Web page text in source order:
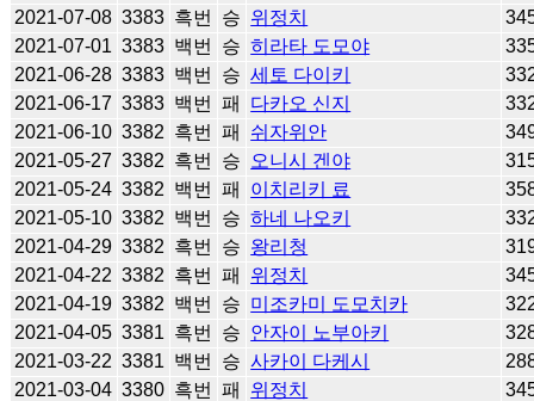
2021-07-08 3383 흑번 승 위정치
2021-07-01 3383 백번 승 히라타 도모야
2021-06-28 3383 백번 승 세토 다이키
2021-06-17 3383 백번 패 다카오 신지
2021-06-10 3382 흑번 패 쉬자위안
2021-05-27 3382 흑번 승 오니시 겐야
2021-05-24 3382 백번 패 이치리키 료
2021-05-10 3382 백번 승 하네 나오키
2021-04-29 3382 흑번 승 왕리청
2021-04-22 3382 흑번 패 위정치
2021-04-19 3382 백번 승 미조카미 도모치카
2021-04-05 3381 흑번 승 안자이 노부아키
2021-03-22 3381 백번 승 사카이 다케시
2021-03-04 3380 흑번 패 위정치